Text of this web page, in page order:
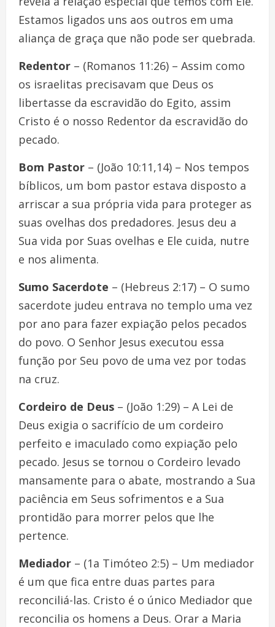
Estamos ligados uns aos outros em uma
aliança de graça que não pode ser quebrada.
Redentor – (Romanos 11:26) – Assim como
os israelitas precisavam que Deus os
libertasse da escravidão do Egito, assim
Cristo é o nosso Redentor da escravidão do
pecado.
Bom Pastor – (João 10:11,14) – Nos tempos
bíblicos, um bom pastor estava disposto a
arriscar a sua própria vida para proteger as
suas ovelhas dos predadores. Jesus deu a
Sua vida por Suas ovelhas e Ele cuida, nutre
e nos alimenta.
Sumo Sacerdote – (Hebreus 2:17) – O sumo
sacerdote judeu entrava no templo uma vez
por ano para fazer expiação pelos pecados
do povo. O Senhor Jesus executou essa
função por Seu povo de uma vez por todas
na cruz.
Cordeiro de Deus – (João 1:29) – A Lei de
Deus exigia o sacrifício de um cordeiro
perfeito e imaculado como expiação pelo
pecado. Jesus se tornou o Cordeiro levado
mansamente para o abate, mostrando a Sua
paciência em Seus sofrimentos e a Sua
prontidão para morrer pelos que lhe
pertence.
Mediador – (1a Timóteo 2:5) – Um mediador
é um que fica entre duas partes para
reconciliá-las. Cristo é o único Mediador que
reconcilia os homens a Deus. Orar a Maria